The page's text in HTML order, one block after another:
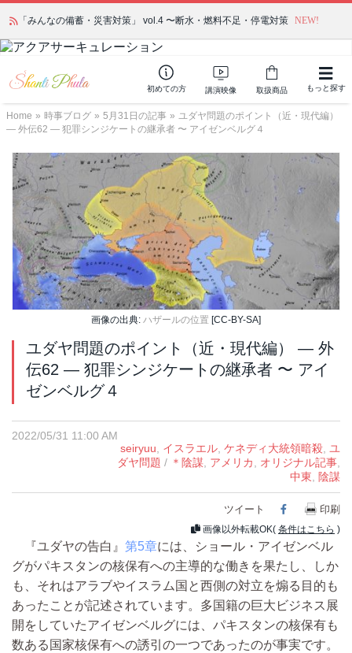
「みんなの備蓄・災害対策」 vol.4 〜断水・燃料不足・停電対策 NEW!
初めての方 講演映像 取扱商品 もっと探す
Home » 時事ブログ » 5月31日の記事 » ユダヤ問題のポイント（近・現代編）
― 外伝62 ― 犯罪シンジケートの継承者 〜 アイゼンベルグ４
画像の出典: ハザールの位置 [CC-BY-SA]
ユダヤ問題のポイント（近・現代編） ― 外
伝62 ― 犯罪シンジケートの継承者 〜 アイ
ゼンベルグ４
2022/05/31 11:00 AM
seiryuu, イスラエル, ケネディ大統領暗殺, ユ
ダヤ問題 / ＊陰謀, アメリカ, オリジナル記事,
中東, 陰謀
ツイート Facebook
印刷
画像以外転載OK( 条件はこちら )
『ユダヤの告白』 第5章には、ショール・アイゼンベル
グがパキスタンの核保有への主導的な働きを果たし、しか
も、それはアラブやイスラム国と西側の対立を煽る目的も
あったことが記述されています。多国籍の巨大ビジネス展
開をしていたアイゼンベルグには、パキスタンの核保有も
数ある国家核保有への誘引の一つであったのが事実です。